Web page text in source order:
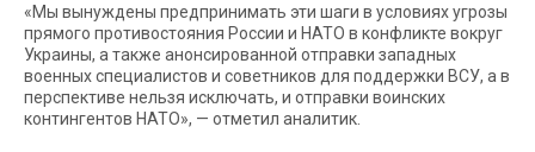
«Мы вынуждены предпринимать эти шаги в условиях угрозы
прямого противостояния России и НАТО в конфликте вокруг
Украины, а также анонсированной отправки западных
военных специалистов и советников для поддержки ВСУ, а в
перспективе нельзя исключать, и отправки воинских
контингентов НАТО», — отметил аналитик.